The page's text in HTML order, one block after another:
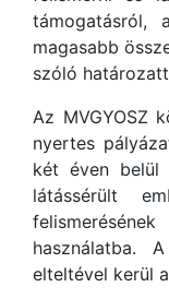
támogatásról,
magasabb
szóló
Az MVGYOSZ
nyertes
két éven belül
látássérült
használatba.
elteltével kerül